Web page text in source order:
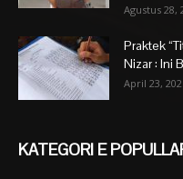
Agustus 28,
Praktek
Nizar : Ini
April 23,
KATEGORI E